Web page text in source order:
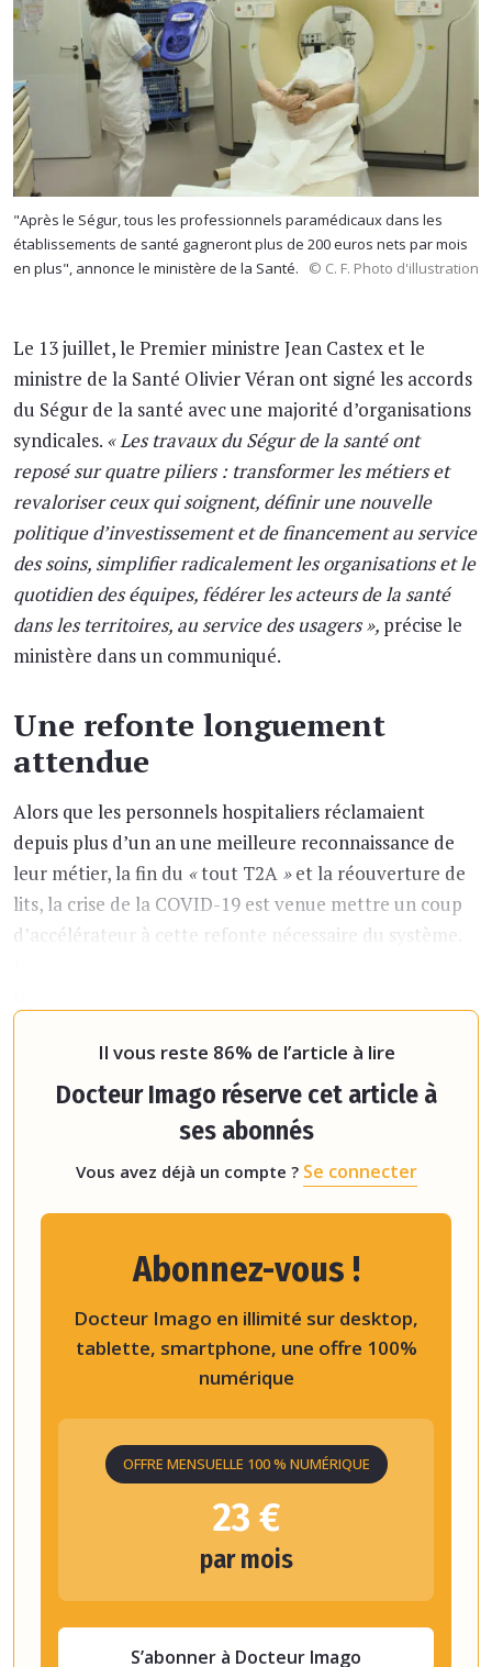
"Après le Ségur, tous les professionnels paramédicaux dans les
établissements de santé gagneront plus de 200 euros nets par mois
en plus", annonce le ministère de la Santé.
© C. F. Photo d'illustration
Le 13 juillet, le Premier ministre Jean Castex et le
ministre de la Santé Olivier Véran ont signé les accords
du Ségur de la santé avec une majorité d’organisations
syndicales. « Les travaux du Ségur de la santé ont
reposé sur quatre piliers : transformer les métiers et
revaloriser ceux qui soignent, définir une nouvelle
politique d’investissement et de financement au service
des soins, simplifier radicalement les organisations et le
quotidien des équipes, fédérer les acteurs de la santé
dans les territoires, au service des usagers », précise le
ministère dans un communiqué.
Une refonte longuement
attendue
Alors que les personnels hospitaliers réclamaient
depuis plus d’un an une meilleure reconnaissance de
leur métier, la fin du «tout T2A »et la réouverture de
lits, la crise de la COVID-19 est venue mettre un coup
d’accélérateur à cette refonte nécessaire du système.
Il vous reste 86% de l’article à lire
Docteur Imago réserve cet article à
ses abonnés
Vous avez déjà un compte ? Se connecter
Abonnez-vous !
Docteur Imago en illimité sur desktop,
tablette, smartphone, une offre 100%
numérique
OFFRE MENSUELLE 100 % NUMÉRIQUE
23 €
par mois
S’abonner à Docteur Imago